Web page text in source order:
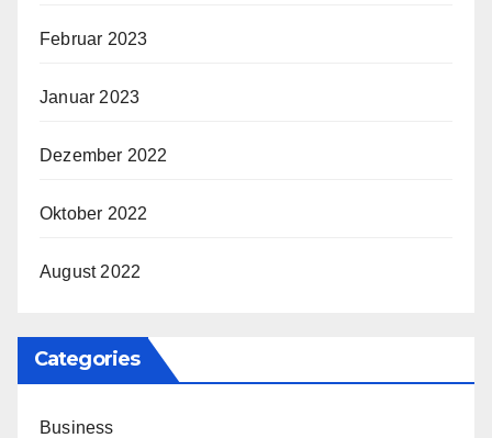
Februar 2023
Januar 2023
Dezember 2022
Oktober 2022
August 2022
Categories
Business